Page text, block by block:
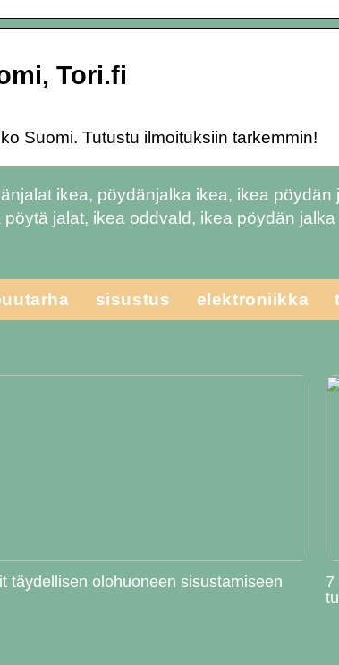
Tori.fi
Suomi. Tutustu ilmoituksiin tarkemmin!
ikea, pöydänjalka ikea, ikea pöydän
jalat, ikea oddvald, ikea pöydän jalka
sisustus elektroniikka
täydellisen olohuoneen sisustamiseen
7